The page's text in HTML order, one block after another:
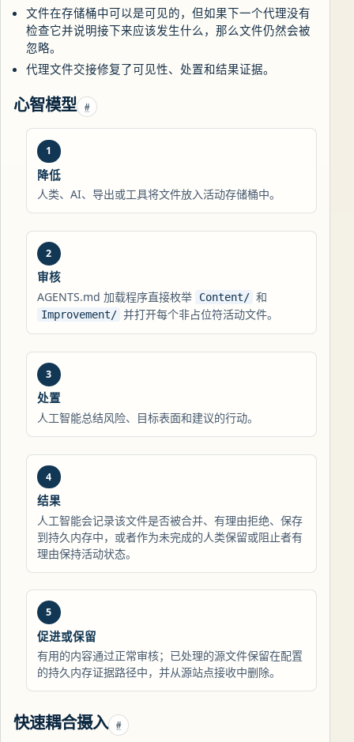
文件在存储桶中可以是可见的，但如果下一个代理没有
检查它并说明接下来应该发生什么，那么文件仍然会被
忽略。
代理文件交接修复了可见性、处置和结果证据。
心智模型 #
降低
人类、AI、导出或工具将文件放入活动存储桶中。
审核
AGENTS.md 加载程序直接枚举 Content/ 和
Improvement/ 并打开每个非占位符活动文件。
处置
人工智能总结风险、目标表面和建议的行动。
结果
人工智能会记录该文件是否被合并、有理由拒绝、保存
到持久内存中，或者作为未完成的人类保留或阻止者有
理由保持活动状态。
促进或保留
有用的内容通过正常审核；已处理的源文件保留在配置
的持久内存证据路径中，并从源站点接收中删除。
快速耦合摄入 #